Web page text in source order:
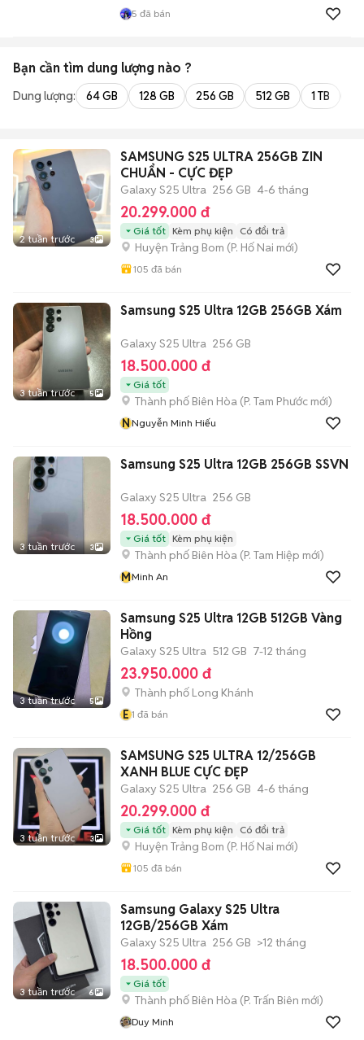
5 đã bán
Bạn cần tìm dung lượng nào ?
Dung lượng: 64 GB 128 GB 256 GB 512 GB 1 TB
2 tuần trước 3
SAMSUNG S25 ULTRA 256GB ZIN
CHUẨN - CỰC ĐẸP
Galaxy S25 Ultra 256 GB 4-6 tháng
20.299.000 đ
Giá tốt Kèm phụ kiện Có đổi trả
Huyện Trảng Bom (P. Hố Nai mới)
105 đã bán
3 tuần trước 5
Samsung S25 Ultra 12GB 256GB Xám
Galaxy S25 Ultra 256 GB
18.500.000 đ
Giá tốt
Thành phố Biên Hòa (P. Tam Phước mới)
NNguyễn Minh Hiếu
3 tuần trước 3
Samsung S25 Ultra 12GB 256GB SSVN
Galaxy S25 Ultra 256 GB
18.500.000 đ
Giá tốt Kèm phụ kiện
Thành phố Biên Hòa (P. Tam Hiệp mới)
MMinh An
3 tuần trước 5
Samsung S25 Ultra 12GB 512GB Vàng
Hồng
Galaxy S25 Ultra 512 GB 7-12 tháng
23.950.000 đ
Thành phố Long Khánh
E 1 đã bán
3 tuần trước 3
SAMSUNG S25 ULTRA 12/256GB
XANH BLUE CỰC ĐẸP
Galaxy S25 Ultra 256 GB 4-6 tháng
20.299.000 đ
Giá tốt Kèm phụ kiện Có đổi trả
Huyện Trảng Bom (P. Hố Nai mới)
105 đã bán
3 tuần trước 6
Samsung Galaxy S25 Ultra
12GB/256GB Xám
Galaxy S25 Ultra 256 GB >12 tháng
18.500.000 đ
Giá tốt
Thành phố Biên Hòa (P. Trấn Biên mới)
Duy Minh